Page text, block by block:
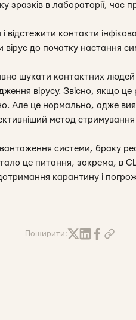
зразків в лабораторії, час
контакти
до початку настання
шукати контактних людей
вірусу. Звісно, якщо це
Але це нормально, адже
метод стримування
системи, браку
це питання, зокрема, в
карантину і
Поширити: